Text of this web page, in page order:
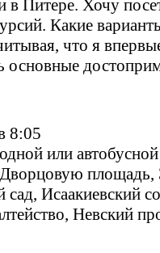
в Питере. Хочу
Какие
что я
основные
8:05
или
Дворцовую
сад, Исаакиевский
Невский